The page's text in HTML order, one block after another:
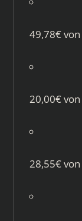
49,78€ von
20,00€ von
28,55€ von